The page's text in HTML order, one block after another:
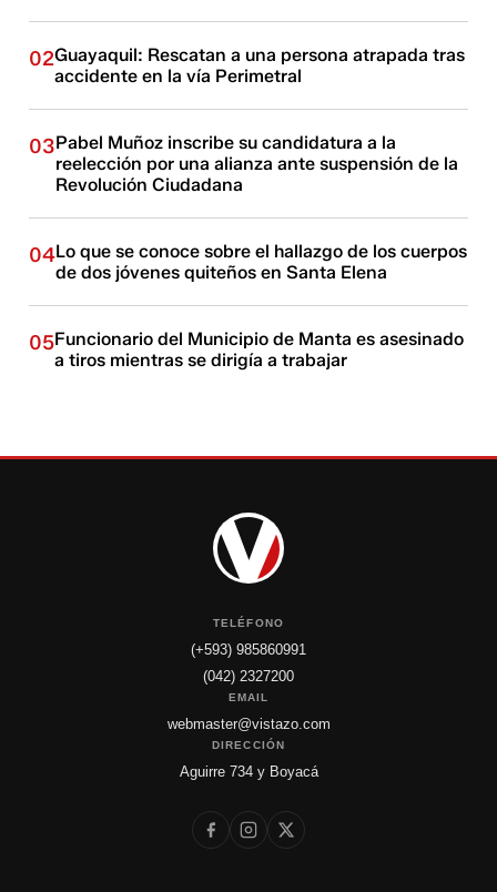
02Guayaquil: Rescatan a una persona atrapada tras
accidente en la vía Perimetral
03Pabel Muñoz inscribe su candidatura a la
reelección por una alianza ante suspensión de la
Revolución Ciudadana
04Lo que se conoce sobre el hallazgo de los cuerpos
de dos jóvenes quiteños en Santa Elena
05Funcionario del Municipio de Manta es asesinado
a tiros mientras se dirigía a trabajar
TELÉFONO
(+593) 985860991
(042) 2327200
EMAIL
webmaster@vistazo.com
DIRECCIÓN
Aguirre 734 y Boyacá